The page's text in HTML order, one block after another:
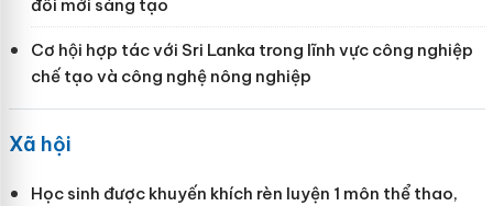
đổi mới sáng tạo
Cơ hội hợp tác với Sri Lanka trong lĩnh vực công nghiệp
chế tạo và công nghệ nông nghiệp
Xã hội
Học sinh được khuyến khích rèn luyện 1 môn thể thao,